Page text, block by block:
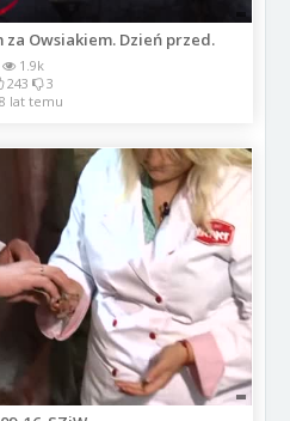
za Owsiakiem. Dzień przed.
1.9k
243
3
8 lat temu